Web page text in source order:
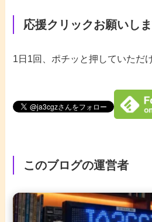
応援クリックお願いしま
1日1回、ポチッと押していただ
このブログの運営者